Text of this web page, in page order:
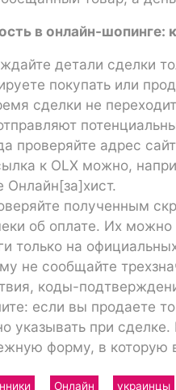
в онлайн-шопинге:
детали сделки
покупать или
сделки не
проверяйте адрес
к OLX можно,
Онлайн[за]хист.
полученным
об оплате. Их можно
только на
не сообщайте
коды-
если вы продаете
указывать при
форму, в которую
Онлайн украинцы